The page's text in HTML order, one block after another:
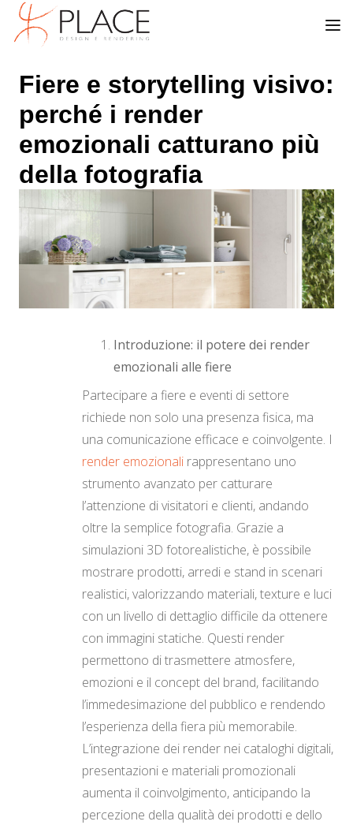
Fiere e storytelling visivo:
perché i render
emozionali catturano più
della fotografia
Introduzione: il potere dei render
emozionali alle fiere
Partecipare a fiere e eventi di settore
richiede non solo una presenza fisica, ma
una comunicazione efficace e coinvolgente. I
render emozionali rappresentano uno
strumento avanzato per catturare
l’attenzione di visitatori e clienti, andando
oltre la semplice fotografia. Grazie a
simulazioni 3D fotorealistiche, è possibile
mostrare prodotti, arredi e stand in scenari
realistici, valorizzando materiali, texture e luci
con un livello di dettaglio difficile da ottenere
con immagini statiche. Questi render
permettono di trasmettere atmosfere,
emozioni e il concept del brand, facilitando
l’immedesimazione del pubblico e rendendo
l’esperienza della fiera più memorabile.
L’integrazione dei render nei cataloghi digitali,
presentazioni e materiali promozionali
aumenta il coinvolgimento, anticipando la
percezione della qualità dei prodotti e dello